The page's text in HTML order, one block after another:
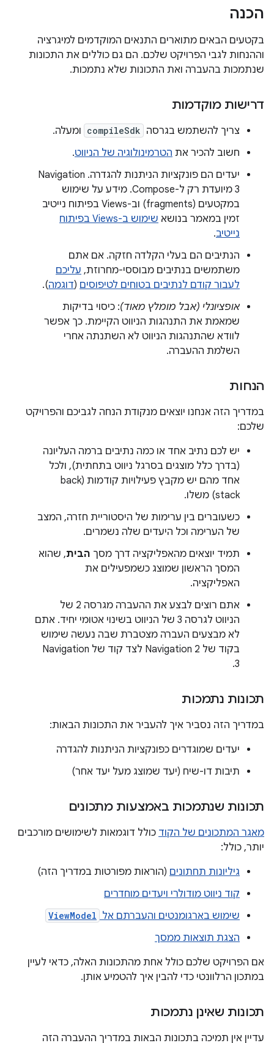
הכנה
בקטעים הבאים מתוארים התנאים המוקדמים למיגרציה
וההנחות לגבי הפרויקט שלכם. הם גם כוללים את התכונות
שנתמכות בהעברה ואת התכונות שלא נתמכות.
דרישות מוקדמות
צריך להשתמש בגרסה compileSdk ומעלה.
חשוב להכיר את הטרמינולוגיה של הניווט.
יעדים הם פונקציות הניתנות להגדרה. ‫Navigation
3 מיועדת רק ל-Compose. מידע על שימוש
במקטעים (fragments) וב-Views בפיתוח נייטיב
זמין במאמר בנושא
שימוש ב-Views בפיתוח
נייטיב.
הנתיבים הם בעלי הקלדה חזקה. אם אתם
משתמשים בנתיבים מבוססי-מחרוזת, עליכם
לעבור קודם לנתיבים בטוחים לטיפוסים (דוגמה).
אופציונלי (אבל מומלץ מאוד): כיסוי בדיקות
שמאמת את התנהגות הניווט הקיימת. כך אפשר
לוודא שהתנהגות הניווט לא השתנתה אחרי
השלמת ההעברה.
הנחות
במדריך הזה אנחנו יוצאים מנקודת הנחה לגביכם והפרויקט
שלכם:
יש לכם נתיב אחד או כמה נתיבים ברמה העליונה
(בדרך כלל מוצגים בסרגל ניווט בתחתית), ולכל
אחד מהם יש מקבץ פעילויות קודמות (back
stack) משלו.
כשעוברים בין ערימות של היסטוריית חזרה, המצב
של הערימה וכל היעדים שלה נשמרים.
תמיד יוצאים מהאפליקציה דרך מסך הבית, שהוא
המסך הראשון שמוצג כשמפעילים את
האפליקציה.
אתם רוצים לבצע את ההעברה מגרסה 2 של
הניווט לגרסה 3 של הניווט בשינוי אטומי יחיד. אתם
לא מבצעים העברה מצטברת שבה נעשה שימוש
בקוד של Navigation 2 לצד קוד של Navigation
3.
תכונות נתמכות
במדריך הזה נסביר איך להעביר את התכונות הבאות:
יעדים שמוגדרים כפונקציות הניתנות להגדרה
תיבות דו-שיח (יעד שמוצג מעל יעד אחר)
תכונות שנתמכות באמצעות מתכונים
מאגר המתכונים של הקוד כולל דוגמאות לשימושים מורכבים
יותר, כולל:
גיליונות תחתונים (הוראות מפורטות במדריך הזה)
קוד ניווט מודולרי ויעדים מוחדרים
שימוש בארגומנטים והעברתם אל ViewModel
הצגת תוצאות ממסך
אם הפרויקט שלכם כולל אחת מהתכונות האלה, כדאי לעיין
במתכון הרלוונטי כדי להבין איך להטמיע אותן.
תכונות שאינן נתמכות
עדיין אין תמיכה בתכונות הבאות במדריך ההעברה הזה